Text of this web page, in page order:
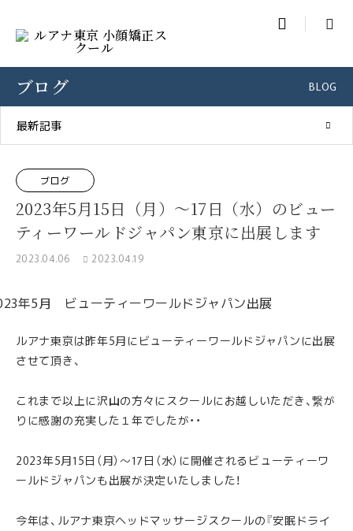

ブログ BLOG
最新記事
ブログ
2023年5月15日（月）～17日（水）のビュー
ティーワールドジャパン東京に出展します
2023.04.06 2023.04.19
ルアナ東京は昨年5月にビューティーワールドジャパンに出展
させて頂き、
これまで以上に沢山の方々にスクールにお越しいただき、繋が
りに感謝の充実した１年でしたが・・
2023年5月15日（月）～17日（水）に開催されるビューティーワ
ールドジャパンも出展が決定いたしました！
今年は、ルアナ東京ヘッドマッサージスクールの『安眠ドライ